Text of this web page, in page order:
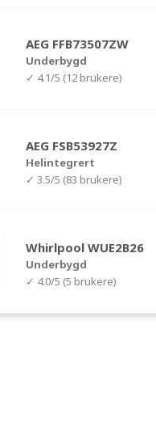
AEG FFB73507ZW
Underbygd
✓ 4.1/5 (12 brukere)
AEG FSB53927Z
Helintegrert
✓ 3.5/5 (83 brukere)
Whirlpool WUE2B26
Underbygd
✓ 4.0/5 (5 brukere)